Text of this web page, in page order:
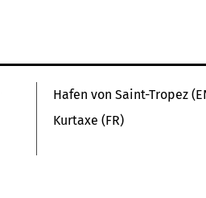
Hafen von Saint-Tropez
Kurtaxe (FR)